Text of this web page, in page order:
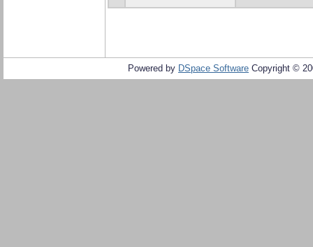
Powered by DSpace Software Copyright ©